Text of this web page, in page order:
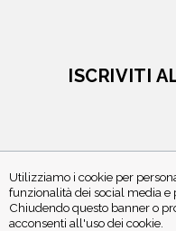
Utilizziamo i cookie per
funzionalità dei social media e
Chiudendo questo banner o
acconsenti all'uso dei cookie.
ISCRIVITI